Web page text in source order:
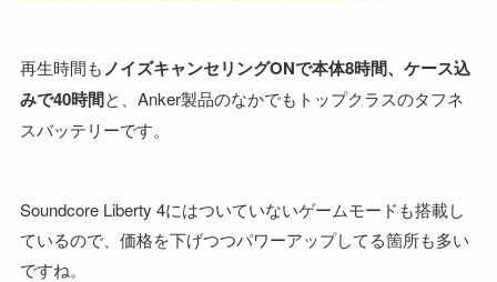
再生時間もノイズキャンセリングONで本体8時間、ケース込
みで40時間と、Anker製品のなかでもトップクラスのタフネ
スバッテリーです。
Soundcore Liberty 4にはついていないゲームモードも搭載し
ているので、価格を下げつつパワーアップしてる箇所も多い
ですね。